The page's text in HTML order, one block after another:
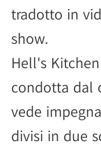
tradotto in
show.
Hell's
condotta dal
vede
divisi in due